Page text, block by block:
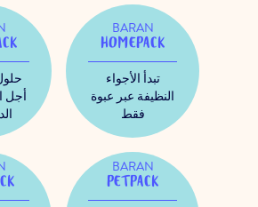
أجل
BARAN
HOMEPACK
تبدأ الأجواء
النظيفة عبر عبوة
فقط
BARAN
PETPACK